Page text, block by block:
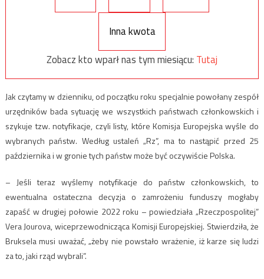
Inna kwota
Zobacz kto wparł nas tym miesiącu: Tutaj
Jak czytamy w dzienniku, od początku roku specjalnie powołany zespół
urzędników bada sytuację we wszystkich państwach członkowskich i
szykuje tzw. notyfikacje, czyli listy, które Komisja Europejska wyśle do
wybranych państw. Według ustaleń „Rz”, ma to nastąpić przed 25
października i w gronie tych państw może być oczywiście Polska.
– Jeśli teraz wyślemy notyfikacje do państw członkowskich, to
ewentualna ostateczna decyzja o zamrożeniu funduszy mogłaby
zapaść w drugiej połowie 2022 roku – powiedziała „Rzeczpospolitej”
Vera Jourova, wiceprzewodnicząca Komisji Europejskiej. Stwierdziła, że
Bruksela musi uważać, „żeby nie powstało wrażenie, iż karze się ludzi
za to, jaki rząd wybrali”.